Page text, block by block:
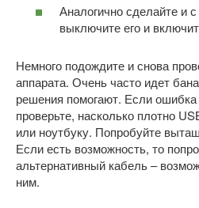
Аналогично сделайте и
выключите его и
Немного подождите и снова
аппарата. Очень часто идет
решения помогают. Если ошибка
проверьте, насколько плотно
или ноутбуку. Попробуйте
Если есть возможность, то
альтернативный кабель –
ним.